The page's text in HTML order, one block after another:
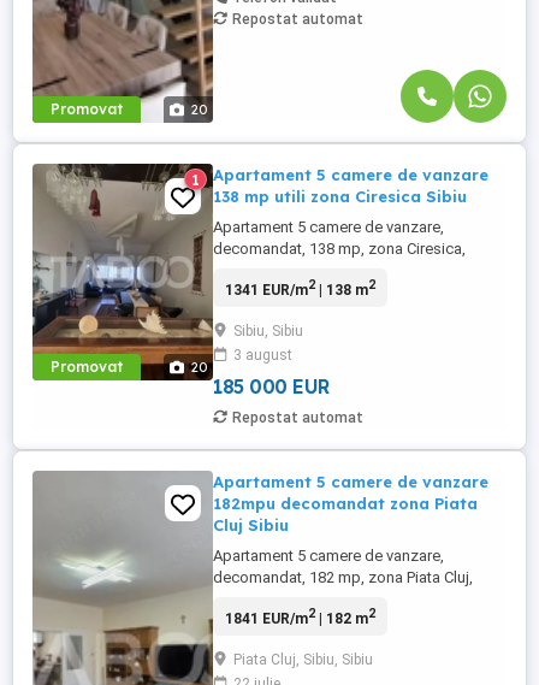
Promovat 20
Repostat automat
Promovat 20
1
Apartament 5 camere de vanzare
138 mp utili zona Ciresica Sibiu
Apartament 5 camere de vanzare,
decomandat, 138 mp, zona Ciresica,
apartament: • living de 40 mp • amplasat
vederea spre oras este deosebita • zona
foarte buna • la doar sapte minute de
parcul Sub ...
1341 EUR/m2| 138 m2
Sibiu, Sibiu
3 august
185 000 EUR
Repostat automat
Apartament 5 camere de vanzare
182mpu decomandat zona Piata
Cluj Sibiu
Apartament 5 camere de vanzare,
decomandat, 182 mp, zona Piata Cluj,
apartament: • Curte privata 120mp; •
apartament de vanzare cu 5 camere,
1841 EUR/m2| 182 m2
Piata Cluj, Sibiu, Sibiu